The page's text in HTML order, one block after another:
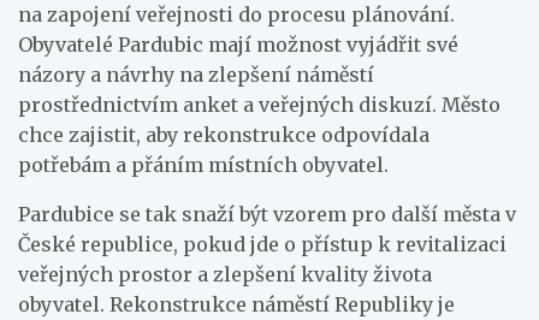
na zapojení veřejnosti do procesu plánování.
Obyvatelé Pardubic mají možnost vyjádřit své
názory a návrhy na zlepšení náměstí
prostřednictvím anket a veřejných diskuzí. Město
chce zajistit, aby rekonstrukce odpovídala
potřebám a přáním místních obyvatel.
Pardubice se tak snaží být vzorem pro další města v
České republice, pokud jde o přístup k revitalizaci
veřejných prostor a zlepšení kvality života
obyvatel. Rekonstrukce náměstí Republiky je